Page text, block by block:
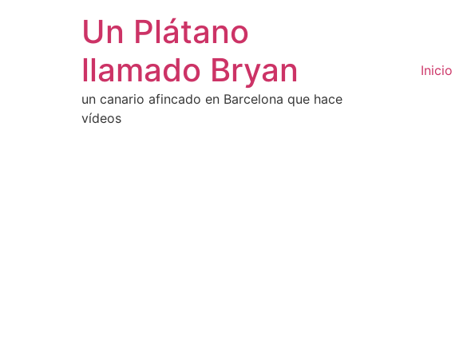
Un Plátano
llamado Bryan
un canario afincado en Barcelona que hace
vídeos
Inicio